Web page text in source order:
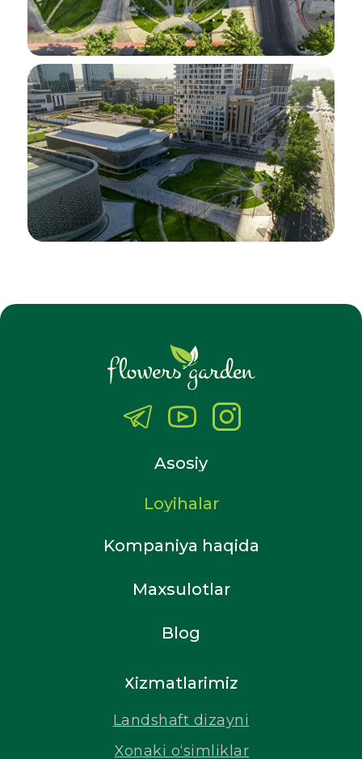
Xonaki o‘simliklar
Xizmatlarimiz
Maxsulotlar
Blog
Kompaniya haqida
Asosiy
Loyihalar
Landshaft dizayni